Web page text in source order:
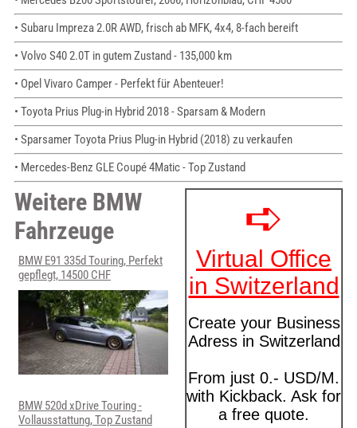
• Subaru Impreza 2.0R AWD, frisch ab MFK, 4x4, 8-fach bereift
• Volvo S40 2.0T in gutem Zustand - 135,000 km
• Opel Vivaro Camper - Perfekt für Abenteuer!
• Toyota Prius Plug-in Hybrid 2018 - Sparsam & Modern
• Sparsamer Toyota Prius Plug-in Hybrid (2018) zu verkaufen
• Mercedes-Benz GLE Coupé 4Matic - Top Zustand
Weitere BMW
Fahrzeuge
BMW E91 335d Touring, Perfekt
gepflegt, 14500 CHF
BMW 520d xDrive Touring -
Vollausstattung, Top Zustand